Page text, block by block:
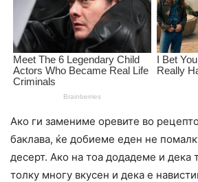
Ако ги замениме оревите во
баклава, ќе добиеме еден не
десерт. Ако на тоа додадеме и дека
толку многу вкусен и дека е